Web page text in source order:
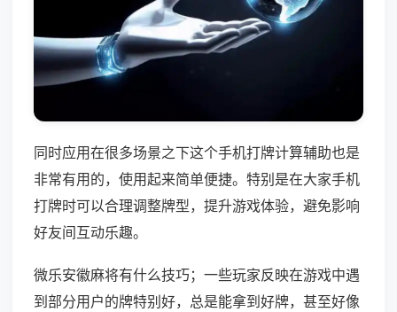
同时应用在很多场景之下这个手机打牌计算辅助也是
非常有用的，使用起来简单便捷。特别是在大家手机
打牌时可以合理调整牌型，提升游戏体验，避免影响
好友间互动乐趣。
微乐安徽麻将有什么技巧；一些玩家反映在游戏中遇
到部分用户的牌特别好，总是能拿到好牌，甚至好像